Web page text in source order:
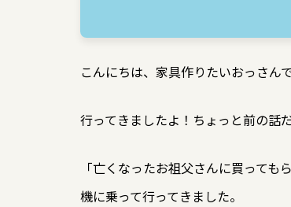
こんにちは、家具作りたいおっさんで
行ってきましたよ！ちょっと前の話
「亡くなったお祖父さんに買って
機に乗って行ってきました。